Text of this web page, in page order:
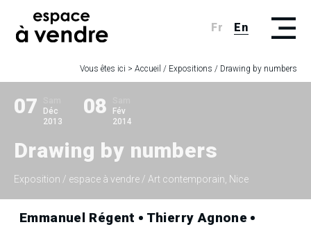
Fr En
Vous êtes ici > Accueil / Expositions / Drawing by numbers
07
Déc
2013
08
Fév
2014
Drawing by numbers
Exposition / espace à vendre / Art contemporain, Nice
Emmanuel Régent
Thierry Agnone